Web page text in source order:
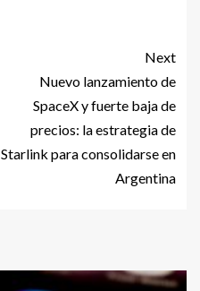
Next
Nuevo lanzamiento de
SpaceX y fuerte baja de
precios: la estrategia de
Starlink para consolidarse en
Argentina